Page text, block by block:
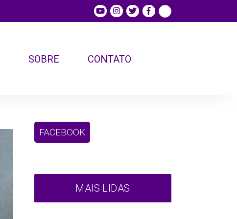
SOBRE CONTATO
FACEBOOK
MAIS LIDAS